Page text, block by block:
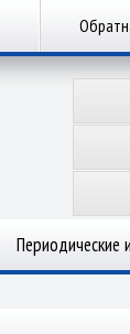
Периодические